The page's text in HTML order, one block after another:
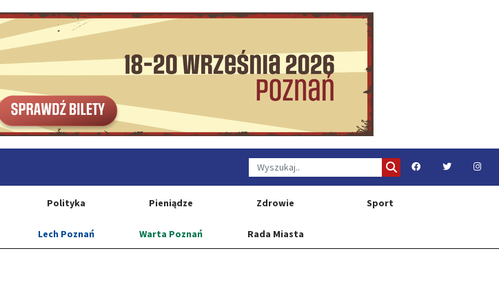
Polityka Pieniądze Zdrowie Sport
Lech Poznań Warta Poznań Rada Miasta